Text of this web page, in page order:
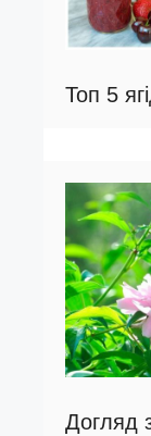
Топ 5
Догляд